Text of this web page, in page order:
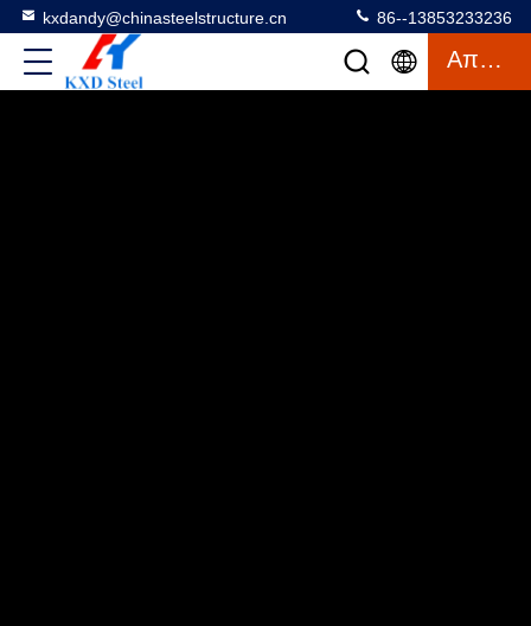
kxdandy@chinasteelstructure.cn 86--13853233236
Απόσπασμα